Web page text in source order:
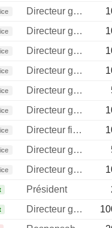
Directeur general
Directeur general
Directeur general
Directeur general
Directeur general
Directeur general
Directeur financier
Directeur general
Directeur general
Président
Directeur general